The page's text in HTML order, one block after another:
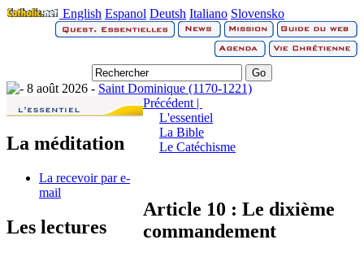
English Espanol Deutsh Italiano Slovensko
8 août 2026 - Saint Dominique (1170-1221)
La méditation
La recevoir par e-
mail
Les lectures
Précédent |
L'essentiel
La Bible
Le Catéchisme
Article 10 : Le dixième
commandement